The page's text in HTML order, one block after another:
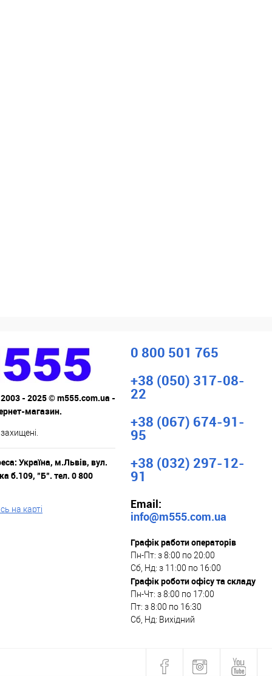
- 2025 © m555.com.ua -
магазин.
Україна, м.Львів, вул.
б.109, "Б". тел. 0 800
на карті
0 800 501 765
+38 (050) 317-08-
22
+38 (067) 674-91-
95
+38 (032) 297-12-
91
Email:
info@m555.com.ua
Графік работи операторів
Пн-Пт: з 8:00 по 20:00
Сб, Нд: з 11:00 по 16:00
Графік роботи офісу та складу
Пн-Чт: з 8:00 по 17:00
Пт: з 8:00 по 16:30
Сб, Нд: Вихідний